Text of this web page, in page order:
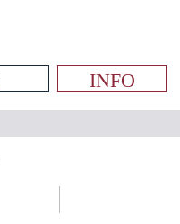
INFO